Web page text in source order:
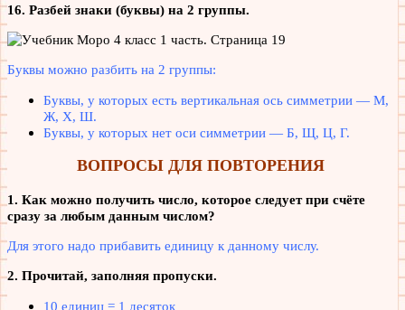
16. Разбей знаки (буквы) на 2 группы.
Буквы можно разбить на 2 группы:
Буквы, у которых есть вертикальная ось симметрии — М,
Ж, Х, Ш.
Буквы, у которых нет оси симметрии — Б, Щ, Ц, Г.
ВОПРОСЫ ДЛЯ ПОВТОРЕНИЯ
1. Как можно получить число, которое следует при счёте
сразу за любым данным числом?
Для этого надо прибавить единицу к данному числу.
2. Прочитай, заполняя пропуски.
10 единиц = 1 десяток